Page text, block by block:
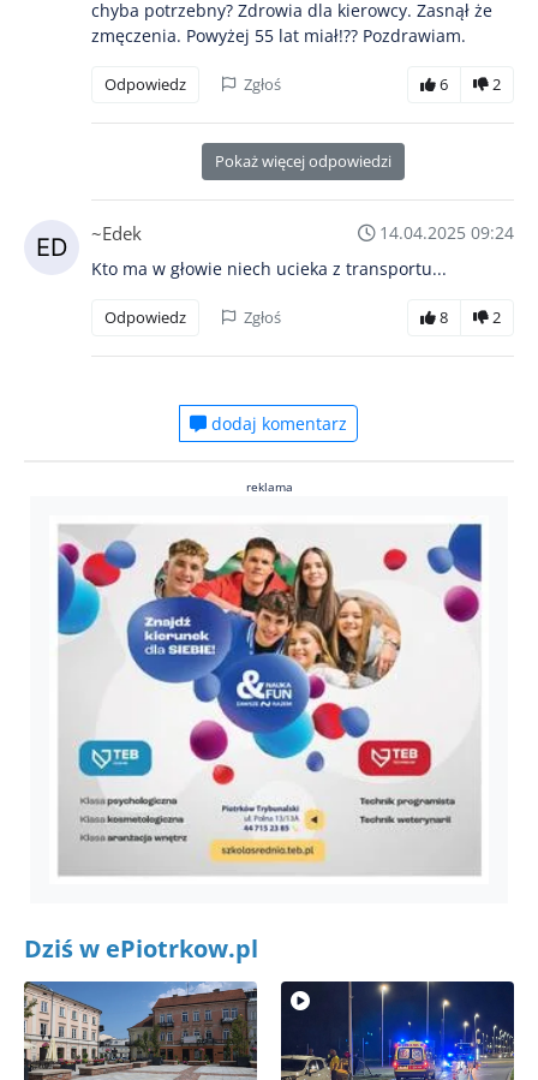
chyba potrzebny? Zdrowia dla kierowcy. Zasnął że
zmęczenia. Powyżej 55 lat miał!?? Pozdrawiam.
Odpowiedz Zgłoś 6 2
Pokaż więcej odpowiedzi
~Edek
14.04.2025 09:24
Kto ma w głowie niech ucieka z transportu...
Odpowiedz Zgłoś 8 2
dodaj komentarz
reklama
Dziś w ePiotrkow.pl